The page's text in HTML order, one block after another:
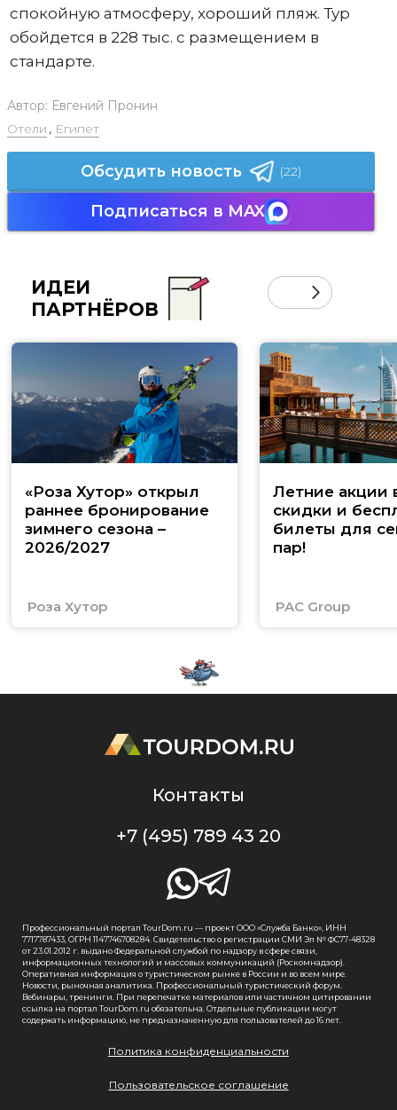
спокойную атмосферу, хороший пляж. Тур
обойдется в 228 тыс. с размещением в
стандарте.
Автор: Евгений Пронин
Отели , Египет
Обсудить новость (22)
Подписаться в MAX
ИДЕИ
ПАРТНЁРОВ
«Роза Хутор» открыл
раннее бронирование
зимнего сезона –
2026/2027
Роза Хутор
Летние акции
скидки и
билеты для
пар!
PAC Group
Контакты
+7 (495) 789 43 20
Профессиональный портал TourDom.ru — проект ООО «Служба Банко», ИНН
7717787433, ОГРН 1147746708284. Свидетельство о регистрации СМИ Эл № ФС77-48328
от 23.01.2012 г. выдано Федеральной службой по надзору в сфере связи,
информационных технологий и массовых коммуникаций (Роскомнадзор).
Оперативная информация о туристическом рынке в России и во всем мире.
Новости, рыночная аналитика. Профессиональный туристический форум.
Вебинары, тренинги. При перепечатке материалов или частичном цитировании
ссылка на портал TourDom.ru обязательна. Отдельные публикации могут
содержать информацию, не предназначенную для пользователей до 16 лет.
Политика конфиденциальности
Пользовательское соглашение